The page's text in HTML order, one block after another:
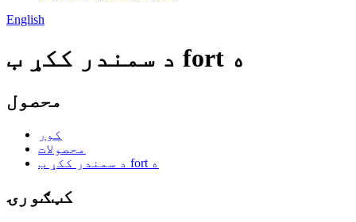
English
د سمندر ککړ ب fort ه
محصول
کور
محصولات
د سمندر ککړ ب fort ه
کټګورۍ